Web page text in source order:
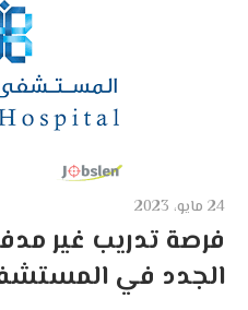
24 مايو، 2023
فرصة تدريب غير
الجدد في